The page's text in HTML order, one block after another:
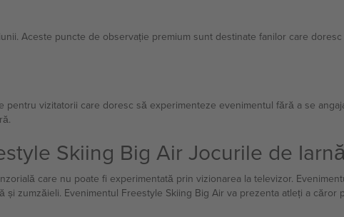
Aceste puncte de observație premium sunt destinate fanilor care
vizitatorii care doresc să experimenteze evenimentul fără a se
Skiing Big Air Jocurile de
care nu poate fi experimentată prin vizionarea la televizor.
zumzăieli. Evenimentul Freestyle Skiing Big Air va prezenta atleți a